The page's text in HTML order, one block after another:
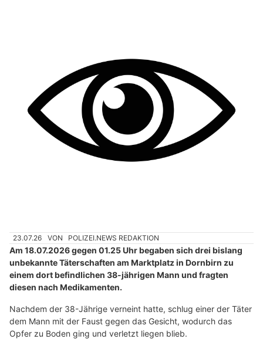
23.07.26 VON POLIZEI.NEWS REDAKTION
Am 18.07.2026 gegen 01.25 Uhr begaben sich drei bislang
unbekannte Täterschaften am Marktplatz in Dornbirn zu
einem dort befindlichen 38-jährigen Mann und fragten
diesen nach Medikamenten.
Nachdem der 38-Jährige verneint hatte, schlug einer der Täter
dem Mann mit der Faust gegen das Gesicht, wodurch das
Opfer zu Boden ging und verletzt liegen blieb.